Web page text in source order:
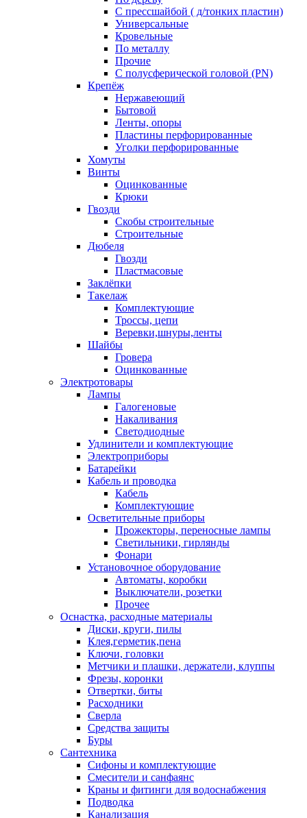
С прессшайбой ( д/тонких пластин)
Универсальные
Кровельные
По металлу
Прочие
С полусферической головой (PN)
Крепёж
Нержавеющий
Бытовой
Ленты, опоры
Пластины перфорированные
Уголки перфорированные
Хомуты
Винты
Оцинкованные
Крюки
Гвозди
Скобы строительные
Строительные
Дюбеля
Гвозди
Пластмасовые
Заклёпки
Такелаж
Комплектующие
Троссы, цепи
Веревки,шнуры,ленты
Шайбы
Гровера
Оцинкованные
Электротовары
Лампы
Галогеновые
Накаливания
Светодиодные
Удлинители и комплектующие
Электроприборы
Батарейки
Кабель и проводка
Кабель
Комплектующие
Осветительные приборы
Прожекторы, переносные лампы
Светильники, гирлянды
Фонари
Установочное оборудование
Автоматы, коробки
Выключатели, розетки
Прочее
Оснастка, расходные материалы
Диски, круги, пилы
Клея,герметик,пена
Ключи, головки
Метчики и плашки, держатели, клуппы
Фрезы, коронки
Отвертки, биты
Расходники
Сверла
Средства защиты
Буры
Сантехника
Сифоны и комплектующие
Смесители и санфаянс
Краны и фитинги для водоснабжения
Подводка
Канализация